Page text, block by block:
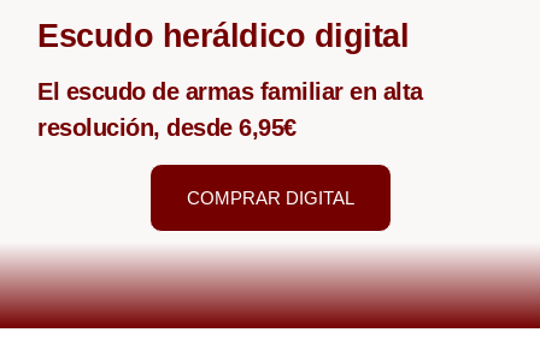
Escudo heráldico digital
El escudo de armas familiar en alta
resolución, desde 6,95€
COMPRAR DIGITAL